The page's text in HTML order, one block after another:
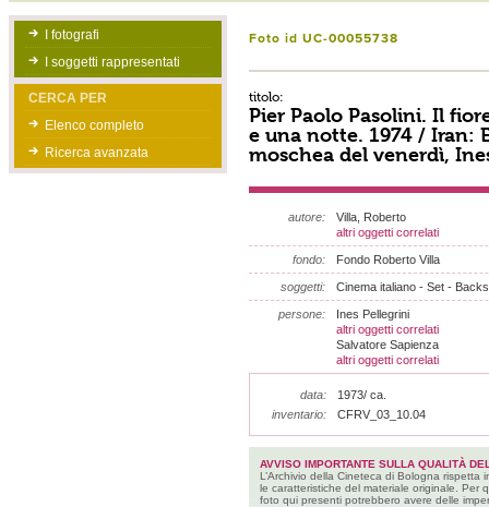
I fotografi
I soggetti rappresentati
CERCA PER
Elenco completo
Ricerca avanzata
Foto id UC-00055738
titolo:
Pier Paolo Pasolini. Il
e una notte. 1974 / Iran:
moschea del venerdì,
autore:
Villa, Roberto
altri oggetti correlati
fondo: Fondo Roberto Villa
soggetti: Cinema italiano - Set -
persone:
Ines Pellegrini
altri oggetti correlati
Salvatore Sapienza
altri oggetti correlati
data:
1973/ ca.
inventario:
CFRV_03_10.04
AVVISO IMPORTANTE SULLA QUALITÀ
L’Archivio della Cineteca di Bologna rispetta
le caratteristiche del materiale originale. Per
foto qui presenti potrebbero avere delle